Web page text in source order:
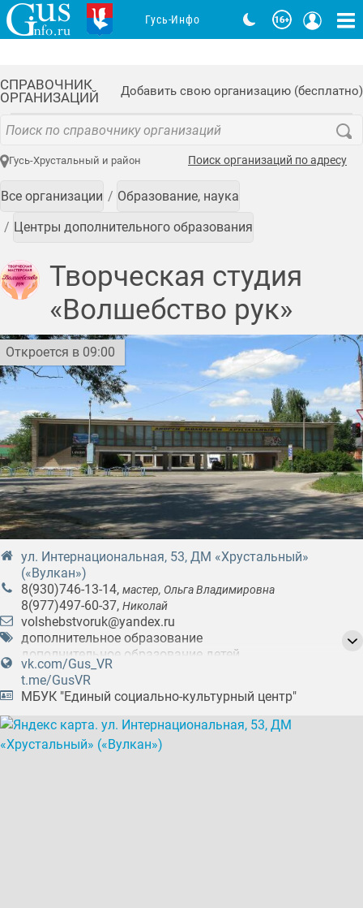
СПРАВОЧНИК
ОРГАНИЗАЦИЙ
Добавить свою организацию (бесплатно)
Гусь-Хрустальный и район Поиск организаций по адресу
Все организации Образование, наука
Центры дополнительного образования
Творческая студия
«Волшебство рук»
Откроется в 09:00
ул. Интернациональная, 53, ДМ «Хрустальный»
(«Вулкан»)
8(930)746-13-14, мастер, Ольга Владимировна
8(977)497-60-37, Николай
volshebstvoruk@yandex.ru
дополнительное образование
дополнительное образование детей
обучение вышивке
обучение изготовлению мягких игрушек
обучение кожевенному делу
обучение лепке из глины
обучение мыловарению
обучение плетению из бусин
vk.com/Gus_VR
t.me/GusVR
МБУК "Единый социально-культурный центр"
Гусь-Инфо